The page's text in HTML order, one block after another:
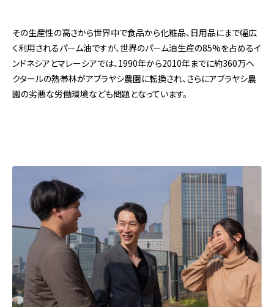
その生産性の高さから世界中で食品から化粧品、日用品にまで幅広
く利用されるパーム油ですが、世界のパーム油生産の85%を占めるイ
ンドネシアとマレーシアでは、1990年から2010年までに約360万ヘ
クタールの熱帯林がアブラヤシ農園に転換され、さらにアブラヤシ農
園の劣悪な労働環境なども問題となっています。